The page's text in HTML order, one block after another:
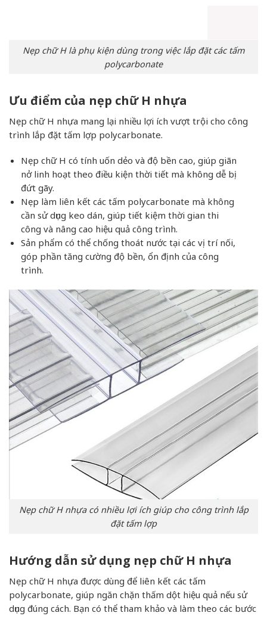
Nẹp chữ H là phụ kiện dùng trong việc lắp đặt các tấm
polycarbonate
Ưu điểm của nẹp chữ H nhựa
Nẹp chữ H nhựa mang lại nhiều lợi ích vượt trội cho công
trình lắp đặt tấm lợp polycarbonate.
Nẹp chữ H có tính uốn dẻo và độ bền cao, giúp giãn
nở linh hoạt theo điều kiện thời tiết mà không dễ bị
đứt gãy.
Nẹp làm liên kết các tấm polycarbonate mà không
cần sử dụng keo dán, giúp tiết kiệm thời gian thi
công và nâng cao hiệu quả công trình.
Sản phẩm có thể chống thoát nước tại các vị trí nối,
góp phần tăng cường độ bền, ổn định của công
trình.
Nẹp chữ H nhựa có nhiều lợi ích giúp cho công trình lắp
đặt tấm lợp
Hướng dẫn sử dụng nẹp chữ H nhựa
Nẹp chữ H nhựa được dùng để liên kết các tấm
polycarbonate, giúp ngăn chặn thấm dột hiệu quả nếu sử
dụng đúng cách. Bạn có thể tham khảo và làm theo các bước